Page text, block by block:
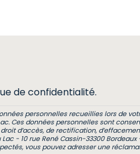
de confidentialité.
personnelles recueillies lors de
Ces données personnelles sont
droit d’accès, de rectification,
- 10 rue René Cassin-33300
vous pouvez adresser une